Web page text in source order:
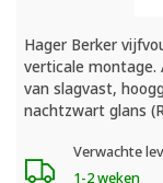
Hager Berker
verticale montage.
van slagvast,
nachtzwart glans
Verwachte
1-2 weken